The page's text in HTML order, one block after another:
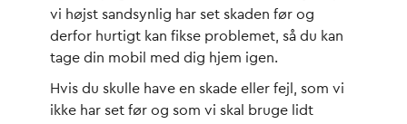
vi højst sandsynlig har set skaden før og
derfor hurtigt kan fikse problemet, så du kan
tage din mobil med dig hjem igen.
Hvis du skulle have en skade eller fejl, som vi
ikke har set før og som vi skal bruge lidt